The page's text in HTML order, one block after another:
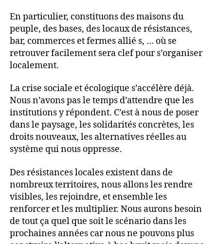
En particulier, constituons des maisons du
peuple, des bases, des locaux de résistances,
bar, commerces et fermes allié s, … où se
retrouver facilement sera clef pour s’organiser
localement.
La crise sociale et écologique s’accélère déjà.
Nous n’avons pas le temps d’attendre que les
institutions y répondent. C’est à nous de poser
dans le paysage, les solidarités concrètes, les
droits nouveaux, les alternatives réelles au
système qui nous oppresse.
Des résistances locales existent dans de
nombreux territoires, nous allons les rendre
visibles, les rejoindre, et ensemble les
renforcer et les multiplier. Nous aurons besoin
de tout ça quel que soit le scénario dans les
prochaines années car nous ne pouvons plus